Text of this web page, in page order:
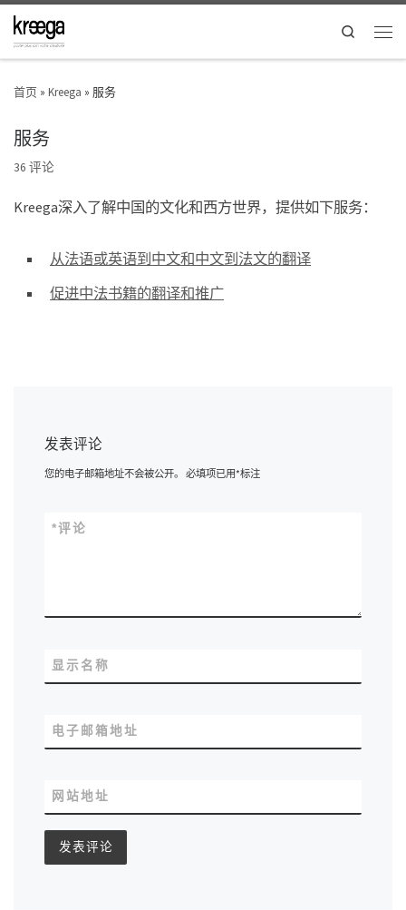
Search
首页 » Kreega » 服务
服务
36 评论
Kreega深入了解中国的文化和西方世界，提供如下服务：
从法语或英语到中文和中文到法文的翻译
促进中法书籍的翻译和推广
发表评论
您的电子邮箱地址不会被公开。 必填项已用*标注
评论
*
显示名称
电子邮箱地址
网站地址